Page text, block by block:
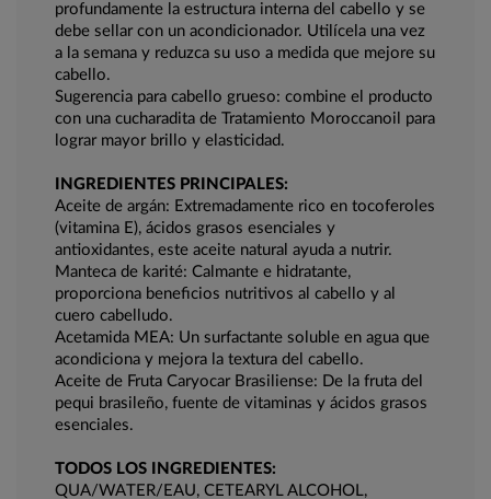
profundamente la estructura interna del cabello y se
debe sellar con un acondicionador. Utilícela una vez
a la semana y reduzca su uso a medida que mejore su
cabello.
Sugerencia para cabello grueso: combine el producto
con una cucharadita de Tratamiento Moroccanoil para
lograr mayor brillo y elasticidad.
INGREDIENTES PRINCIPALES:
Aceite de argán: Extremadamente rico en tocoferoles
(vitamina E), ácidos grasos esenciales y
antioxidantes, este aceite natural ayuda a nutrir.
Manteca de karité: Calmante e hidratante,
proporciona beneficios nutritivos al cabello y al
cuero cabelludo.
Acetamida MEA: Un surfactante soluble en agua que
acondiciona y mejora la textura del cabello.
Aceite de Fruta Caryocar Brasiliense: De la fruta del
pequi brasileño, fuente de vitaminas y ácidos grasos
esenciales.
TODOS LOS INGREDIENTES:
QUA/WATER/EAU, CETEARYL ALCOHOL,